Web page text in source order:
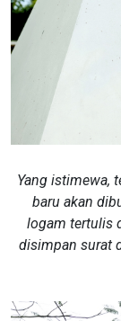
Yang istimewa,
baru akan
logam tertulis
disimpan surat